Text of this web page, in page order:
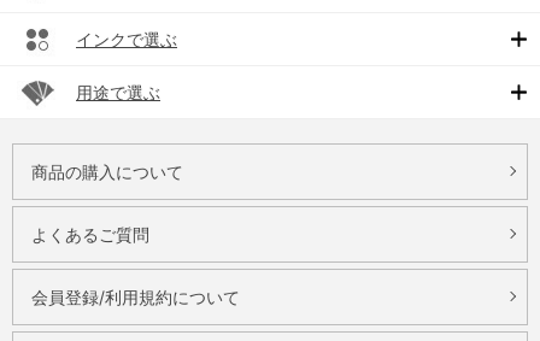
インクで選ぶ
用途で選ぶ
商品の購入について
よくあるご質問
会員登録/利用規約について